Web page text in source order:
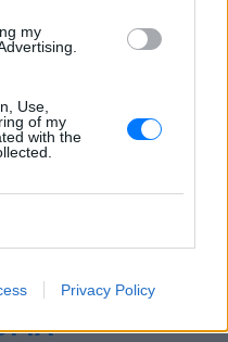
my
Use,
of my
with the
Privacy Policy